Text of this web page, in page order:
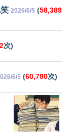
2026/6/5 (58,389
次)
6/5 (60,780次)